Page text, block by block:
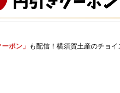
ポン」 も配信！横須賀土産のチョ